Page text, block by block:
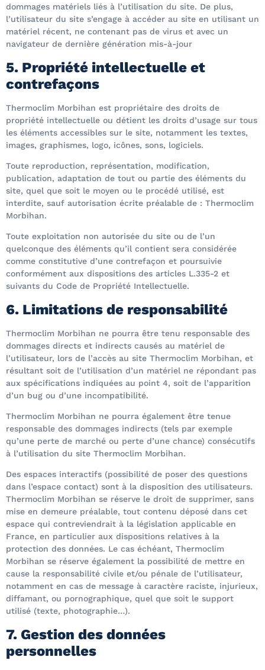
dommages matériels liés à l’utilisation du site. De plus,
l’utilisateur du site s’engage à accéder au site en utilisant un
matériel récent, ne contenant pas de virus et avec un
navigateur de dernière génération mis-à-jour
5. Propriété intellectuelle et
contrefaçons
Thermoclim Morbihan est propriétaire des droits de
propriété intellectuelle ou détient les droits d’usage sur tous
les éléments accessibles sur le site, notamment les textes,
images, graphismes, logo, icônes, sons, logiciels.
Toute reproduction, représentation, modification,
publication, adaptation de tout ou partie des éléments du
site, quel que soit le moyen ou le procédé utilisé, est
interdite, sauf autorisation écrite préalable de : Thermoclim
Morbihan.
Toute exploitation non autorisée du site ou de l’un
quelconque des éléments qu’il contient sera considérée
comme constitutive d’une contrefaçon et poursuivie
conformément aux dispositions des articles L.335-2 et
suivants du Code de Propriété Intellectuelle.
6. Limitations de responsabilité
Thermoclim Morbihan ne pourra être tenu responsable des
dommages directs et indirects causés au matériel de
l’utilisateur, lors de l’accès au site Thermoclim Morbihan, et
résultant soit de l’utilisation d’un matériel ne répondant pas
aux spécifications indiquées au point 4, soit de l’apparition
d’un bug ou d’une incompatibilité.
Thermoclim Morbihan ne pourra également être tenue
responsable des dommages indirects (tels par exemple
qu’une perte de marché ou perte d’une chance) consécutifs
à l’utilisation du site Thermoclim Morbihan.
Des espaces interactifs (possibilité de poser des questions
dans l’espace contact) sont à la disposition des utilisateurs.
Thermoclim Morbihan se réserve le droit de supprimer, sans
mise en demeure préalable, tout contenu déposé dans cet
espace qui contreviendrait à la législation applicable en
France, en particulier aux dispositions relatives à la
protection des données. Le cas échéant, Thermoclim
Morbihan se réserve également la possibilité de mettre en
cause la responsabilité civile et/ou pénale de l’utilisateur,
notamment en cas de message à caractère raciste, injurieux,
diffamant, ou pornographique, quel que soit le support
utilisé (texte, photographie…).
7. Gestion des données
personnelles